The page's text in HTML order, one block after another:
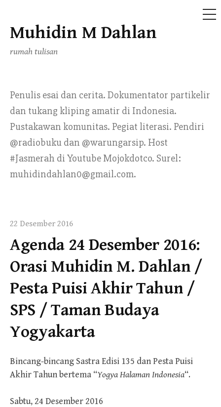
Skip
content
Muhidin M Dahlan
rumah tulisan
Penulis esai dan cerita. Dokumentator partikelir
dan tukang kliping amatir di Indonesia.
Pustakawan komunitas. Pegiat literasi. Pendiri
@radiobuku dan @warungarsip. Host
#Jasmerah di Youtube Mojokdotco. Surel:
muhidindahlan0@gmail.com.
22 Desember 2016
Agenda 24 Desember 2016:
Orasi Muhidin M. Dahlan /
Pesta Puisi Akhir Tahun /
SPS / Taman Budaya
Yogyakarta
Bincang-bincang Sastra Edisi 135 dan Pesta Puisi
Akhir Tahun bertema “Yogya Halaman Indonesia“.
Sabtu, 24 Desember 2016